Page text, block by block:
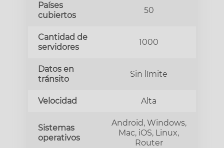
Países
cubiertos
50
Cantidad de
servidores
1000
Datos en
tránsito
Sin límite
Velocidad Alta
Sistemas
operativos
Android, Windows,
Mac, iOS, Linux,
Router